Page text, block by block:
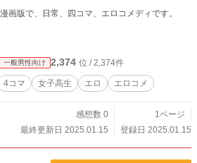
画版で、日常、四コマ、エロコメディです。
一般男性向け 2,374 位 / 2,374件
4コマ 女子高生 エロ エロコメ
感想数 0
1ページ
最終更新日 2025.01.15
登録日 2025.01.15